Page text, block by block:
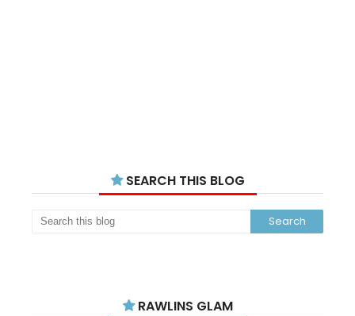
SEARCH THIS BLOG
RAWLINS GLAM